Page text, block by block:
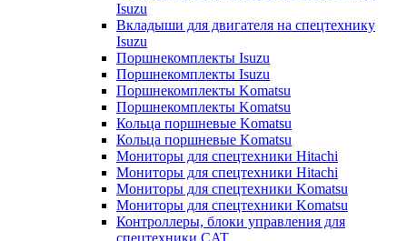
Isuzu
Вкладыши для двигателя на спецтехнику
Isuzu
Поршнекомплекты Isuzu
Поршнекомплекты Isuzu
Поршнекомплекты Komatsu
Поршнекомплекты Komatsu
Кольца поршневые Komatsu
Кольца поршневые Komatsu
Мониторы для спецтехники Hitachi
Мониторы для спецтехники Hitachi
Мониторы для спецтехники Komatsu
Мониторы для спецтехники Komatsu
Контроллеры, блоки управления для
спецтехники CAT